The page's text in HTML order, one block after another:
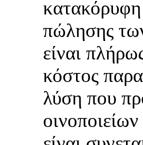
πώλησης
είναι
κόστος
λύση που